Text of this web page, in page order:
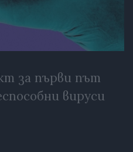
за първи път
вируси